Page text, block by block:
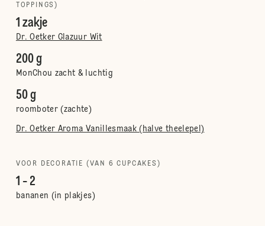
TOPPINGS)
1 zakje
Dr. Oetker Glazuur Wit
200 g
MonChou zacht & luchtig
50 g
roomboter (zachte)
Dr. Oetker Aroma Vanillesmaak (halve theelepel)
VOOR DECORATIE (VAN 6 CUPCAKES)
1 - 2
bananen (in plakjes)